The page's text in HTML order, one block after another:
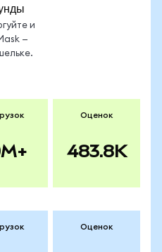
и
—
Оценок
483.8K
Оценок